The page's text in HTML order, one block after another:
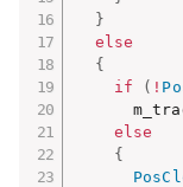
}
else
{
if
( !
else
{